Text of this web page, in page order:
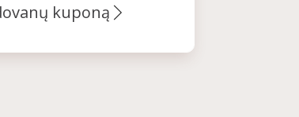
kuponą